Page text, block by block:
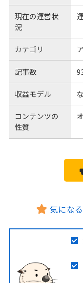
現在の運営状
況
カテゴリ
記事数
収益モデル
コンテンツの
性質
気にな